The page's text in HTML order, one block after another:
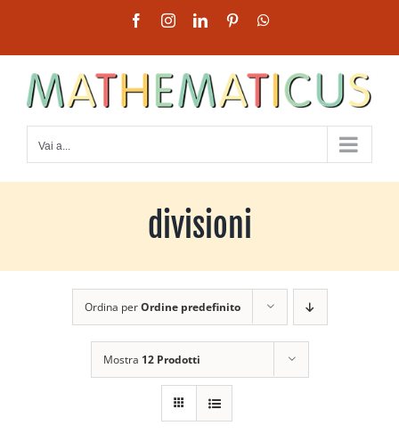
contenuto
FacebookInstagramLinkedInPinterest
Vai a...
divisioni
Ordina perOrdine predefinito
Mostra 12 Prodotti